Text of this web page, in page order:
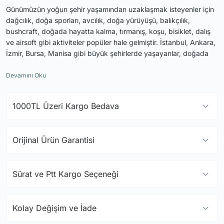
Günümüzün yoğun şehir yaşamından uzaklaşmak isteyenler için
dağcılık, doğa sporları, avcılık, doğa yürüyüşü, balıkçılık,
bushcraft, doğada hayatta kalma, tırmanış, koşu, bisiklet, dalış
ve airsoft gibi aktiviteler popüler hale gelmiştir. İstanbul, Ankara,
İzmir, Bursa, Manisa gibi büyük şehirlerde yaşayanlar, doğada
istemektedirler. Bu macera dolu aktiviteler için başlangıçta ucuz
ihtiyaç duyulmaktadır. Ersin Outdoor olarak, dünya çapında
sunuyoruz. Husky, Marmot, Dark Forest, Silky, Keen, High
Goretex, Kabar, Kovea, Light My Fire, Maxpedition, Muela,
Fiskars, Spyderco, Opinel, Leki, Bergans of Norway, Crosman,
1000TL Üzeri Kargo Bedava
Orijinal Ürün Garantisi
Sürat ve Ptt Kargo Seçeneği
Kolay Değişim ve İade